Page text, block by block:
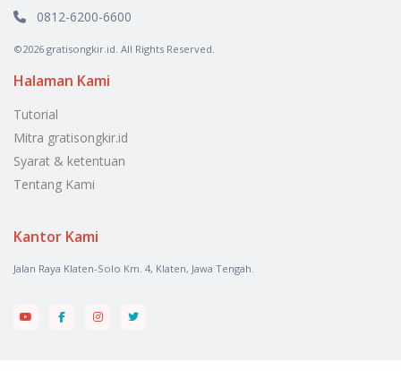
0812-6200-6600
©2026 gratisongkir.id. All Rights Reserved.
Halaman Kami
Tutorial
Mitra gratisongkir.id
Syarat & ketentuan
Tentang Kami
Kantor Kami
Jalan Raya Klaten-Solo Km. 4, Klaten, Jawa Tengah.